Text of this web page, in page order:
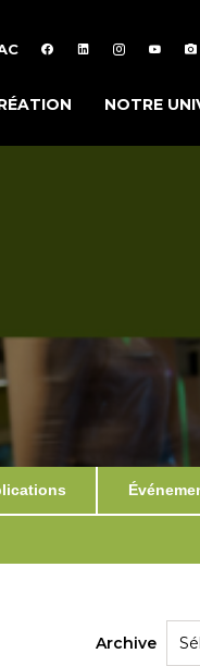
NOTRE
Archive